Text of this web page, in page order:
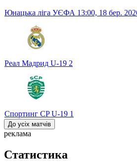
Юнацька ліга УЄФА 13:00, 18 бер.
Реал Мадрид U-19 2
Спортинг CP U-19 1
До усіх матчів
реклама
Статистика